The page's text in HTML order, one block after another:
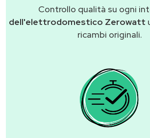
Controllo qualità su ogni
dell'elettrodomestico Zerowatt
ricambi originali.